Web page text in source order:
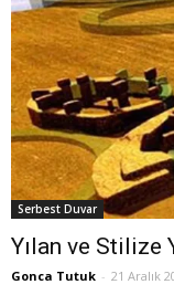
Serbest Duvar
Yılan ve Stilize
Gonca Tutuk - 21 Aralık